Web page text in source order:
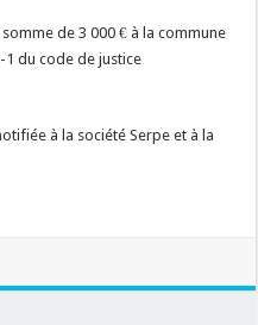
de 3 000 € à la commune
1 du code de justice
à la société Serpe et à la